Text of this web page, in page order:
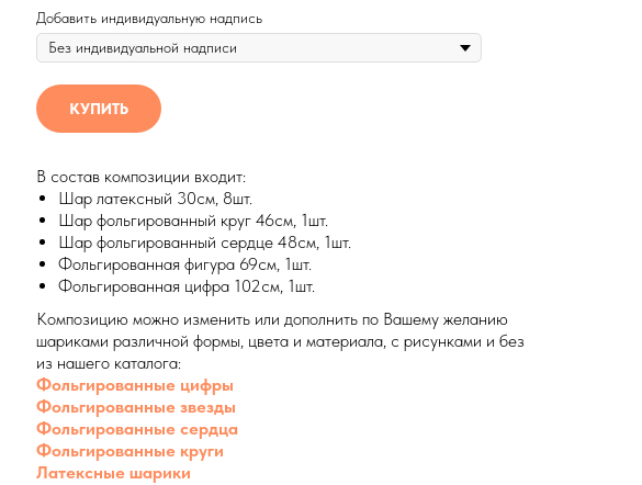
Добавить индивидуальную надпись
КУПИТЬ
В состав композиции входит:
Шар латексный 30см, 8шт.
Шар фольгированный круг 46см, 1шт.
Шар фольгированный сердце 48см, 1шт.
Фольгированная фигура 69см, 1шт.
Фольгированная цифра 102см, 1шт.
Композицию можно изменить или дополнить по Вашему желанию
шариками различной формы, цвета и материала, с рисунками и без
из нашего каталога:
Фольгированные цифры
Фольгированные звезды
Фольгированные сердца
Фольгированные круги
Латексные шарики